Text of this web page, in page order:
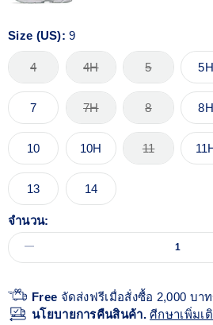
Size (US):9
4 4H 5 5H
7 7H 8 8H
10 10H 11
13 14
จำนวน:
Free จัดส่งฟรีเมื่อสั่งซื้อ 2,000 บา
นโยบายการคืนสินค้า.ศีกษาเพิ่มเ